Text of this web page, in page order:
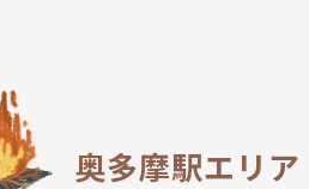
奥多摩駅エリア